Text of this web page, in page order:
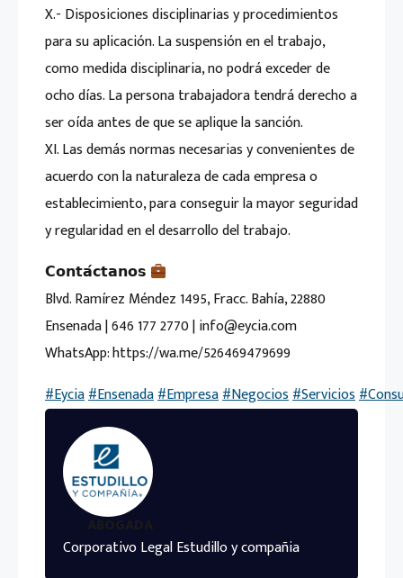
X.- Disposiciones disciplinarias y procedimientos
para su aplicación. La suspensión en el trabajo,
como medida disciplinaria, no podrá exceder de
ocho días. La persona trabajadora tendrá derecho a
ser oída antes de que se aplique la sanción.
XI. Las demás normas necesarias y convenientes de
acuerdo con la naturaleza de cada empresa o
establecimiento, para conseguir la mayor seguridad
y regularidad en el desarrollo del trabajo.
𝗖𝗼𝗻𝘁𝗮́𝗰𝘁𝗮𝗻𝗼𝘀
Blvd. Ramírez Méndez 1495, Fracc. Bahía, 22880
Ensenada | 646 177 2770 | info@eycia.com
WhatsApp: https://wa.me/526469479699
#Eycia#Ensenada#Empresa#Negocios#Servicios
Corporativo Legal Estudillo y compañia